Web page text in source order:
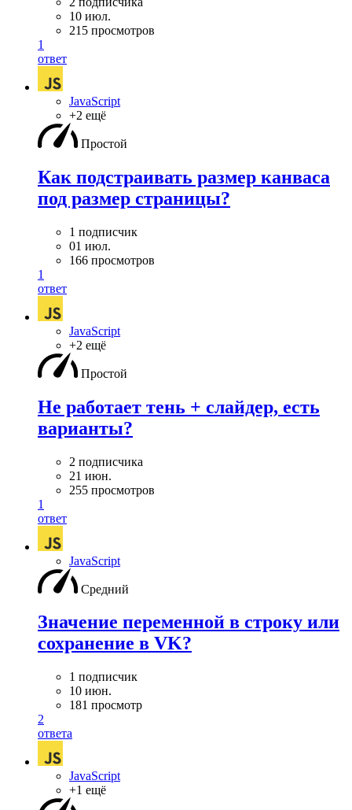
10 июл.
215 просмотров
1
ответ
JavaScript
+2 ещё
Простой
Как подстраивать размер канваса
под размер страницы?
1 подписчик
01 июл.
166 просмотров
1
ответ
JavaScript
+2 ещё
Простой
Не работает тень + слайдер, есть
варианты?
2 подписчика
21 июн.
255 просмотров
1
ответ
JavaScript
Средний
Значение переменной в строку или
сохранение в VK?
1 подписчик
10 июн.
181 просмотр
2
ответа
JavaScript
+1 ещё